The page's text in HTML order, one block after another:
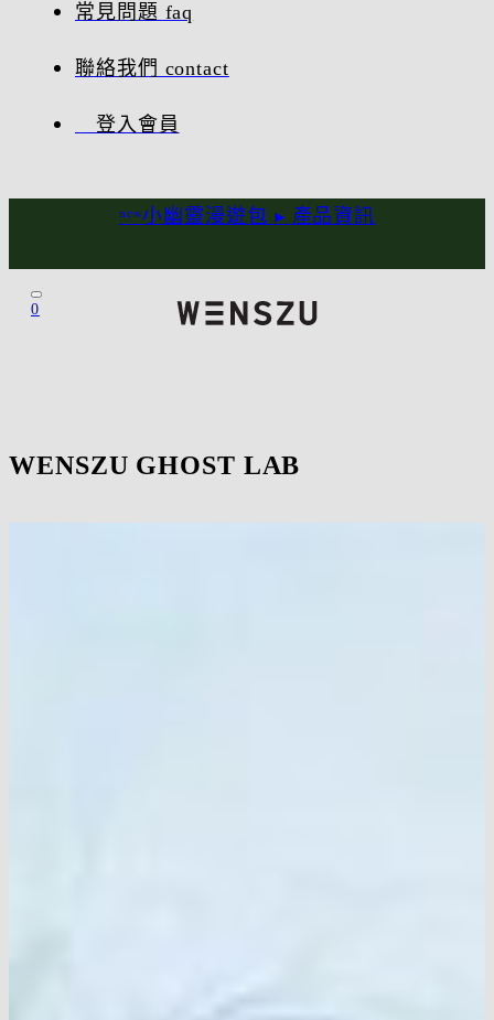
常見問題 faq
聯絡我們 contact
登入會員
ⁿᵉʷ小幽靈漫遊包 ▸ 產品資訊
0
WENSZU GHOST LAB